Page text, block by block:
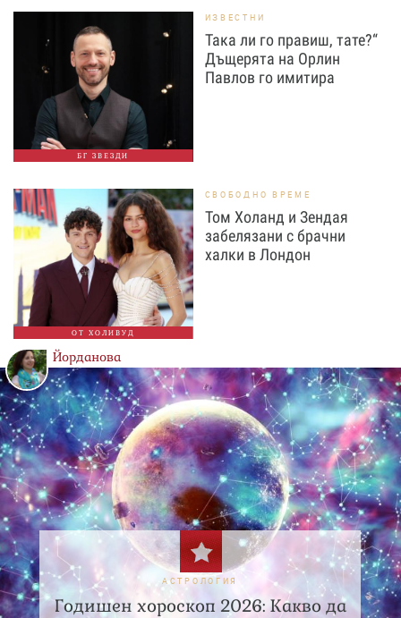
БГ ЗВЕЗДИ
ИЗВЕСТНИ
Така ли го правиш, тате?“
Дъщерята на Орлин
Павлов го имитира
ОТ ХОЛИВУД
СВОБОДНО ВРЕМЕ
Том Холанд и Зендая
забелязани с брачни
халки в Лондон
Йорданова
АСТРОЛОГИЯ
Годишен хороскоп 2026: Какво да